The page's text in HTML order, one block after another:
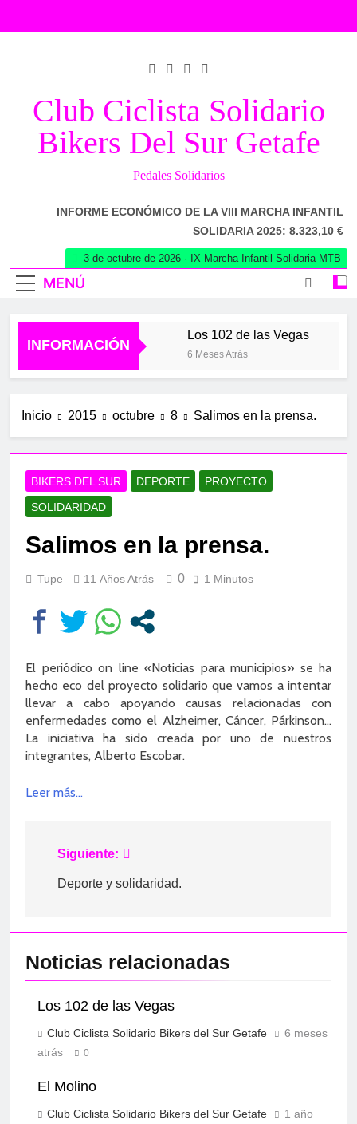
Club Ciclista Solidario
Bikers Del Sur Getafe
Pedales Solidarios
INFORME ECONÓMICO DE LA VIII MARCHA INFANTIL
SOLIDARIA 2025: 8.323,10 €
MENÚ
3 de octubre de 2026 · IX Marcha Infantil Solidaria MTB
INFORMACIÓN
Los 102 de las Vegas
6 Meses Atrás
Navacerrada
Mirador de los Buitres
El Piélago y Casillas
1 Año Atrás
El Molino
1 Año Atrás
Carabaña –
Aranjuez
2 Años Atrás
Belmonte de Tajo
2 Años Atrás
Inicio 2015 octubre 8 Salimos en la prensa.
BIKERS DEL SUR DEPORTE
PROYECTO
SOLIDARIDAD
Salimos en la prensa.
Tupe 11 Años Atrás 0 1 Minutos
El periódico on line «Noticias para municipios» se ha
hecho eco del proyecto solidario que vamos a intentar
llevar a cabo apoyando causas relacionadas con
enfermedades como el Alzheimer, Cáncer, Párkinson…
La iniciativa ha sido creada por uno de nuestros
integrantes, Alberto Escobar.
Leer más…
Navegación
de
Siguiente:
Deporte y solidaridad.
Noticias relacionadas
Los 102 de las Vegas
Club Ciclista Solidario Bikers del Sur Getafe
6 meses
atrás
0
El Molino
Club Ciclista Solidario Bikers del Sur Getafe
1 año